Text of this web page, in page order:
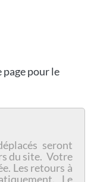
page pour le
seront
du site. Votre
Les retours à
Le